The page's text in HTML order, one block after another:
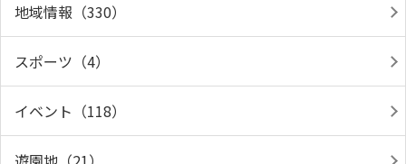
地域情報（330）
スポーツ（4）
イベント（118）